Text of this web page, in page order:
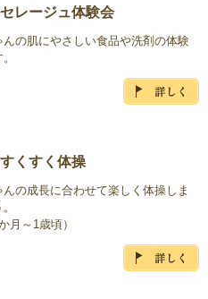
レージュ体験会
んの肌にやさしい食品や洗剤の体験
くすく体操
んの成長に合わせて楽しく体操しま
月～1歳頃）